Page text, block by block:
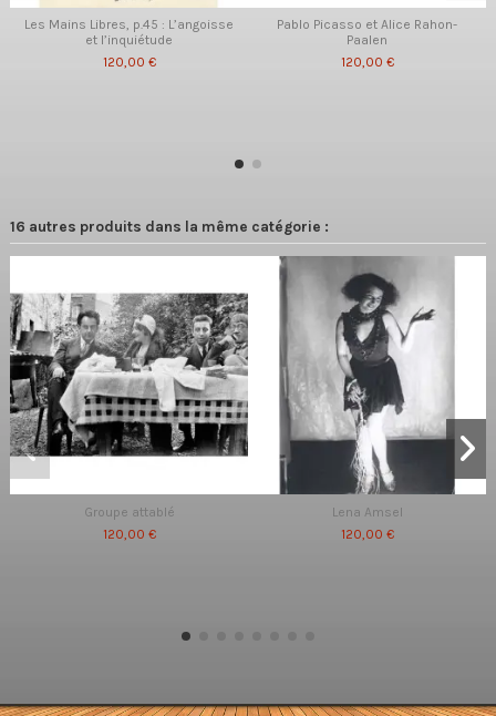
Les Mains Libres, p.45 : L’angoisse
et l’inquiétude
120,00 €
Pablo Picasso et Alice Rahon-
Paalen
120,00 €
16 autres produits dans la même catégorie :
Groupe attablé
120,00 €
Lena Amsel
120,00 €